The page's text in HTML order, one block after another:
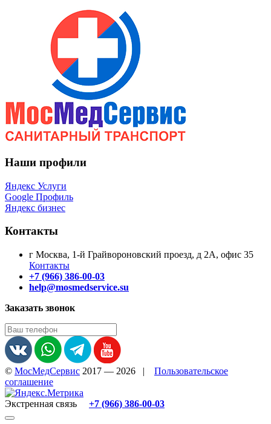
Наши профили
Яндекс Услуги
Google Профиль
Яндекс бизнес
Контакты
г Москва, 1-й Грайвороновский проезд, д 2А, офис 35
Контакты
+7 (966) 386-00-03
help@mosmedservice.su
Заказать звонок
© МосМедСервис 2017 — 2026 |
Пользовательское
соглашение
Экстренная связь +7 (966) 386-00-03